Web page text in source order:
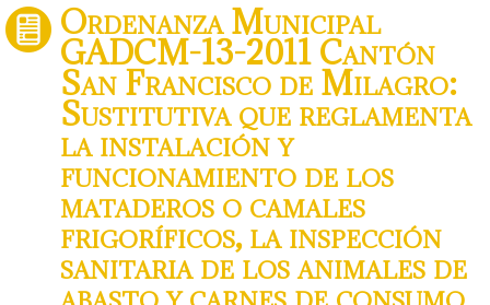
Ordenanza Municipal
GADCM-13-2011 Cantón
San Francisco de Milagro:
Sustitutiva que reglamenta
la instalación y
funcionamiento de los
mataderos o camales
frigoríficos, la inspección
sanitaria de los animales de